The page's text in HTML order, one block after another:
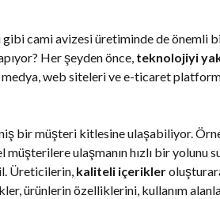
cami avizesi üretiminde de önemli
Her şeyden önce, teknolojiyi
web siteleri ve e-ticaret
bir müşteri kitlesine ulaşabiliyor.
ulaşmanın hızlı bir yolunu
Üreticilerin, kaliteli içerikler
ürünlerin özelliklerini, kullanım